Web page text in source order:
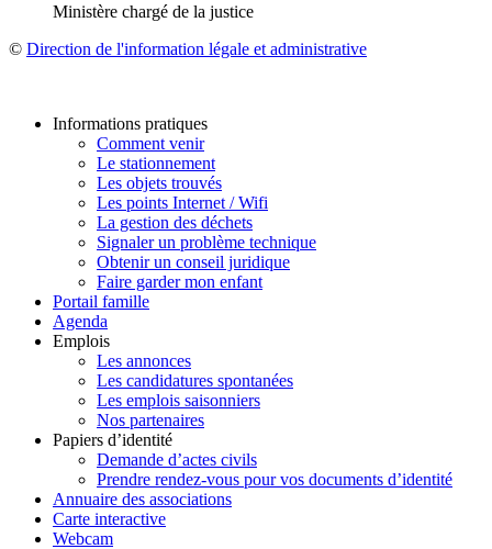
Ministère chargé de la justice
© Direction de l'information légale et administrative
Informations pratiques
Comment venir
Le stationnement
Les objets trouvés
Les points Internet / Wifi
La gestion des déchets
Signaler un problème technique
Obtenir un conseil juridique
Faire garder mon enfant
Portail famille
Agenda
Emplois
Les annonces
Les candidatures spontanées
Les emplois saisonniers
Nos partenaires
Papiers d’identité
Demande d’actes civils
Prendre rendez-vous pour vos documents d’identité
Annuaire des associations
Carte interactive
Webcam